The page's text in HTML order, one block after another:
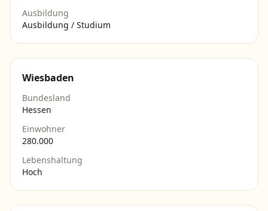
Ausbildung
Ausbildung / Studium
Wiesbaden
Bundesland
Hessen
Einwohner
280.000
Lebenshaltung
Hoch